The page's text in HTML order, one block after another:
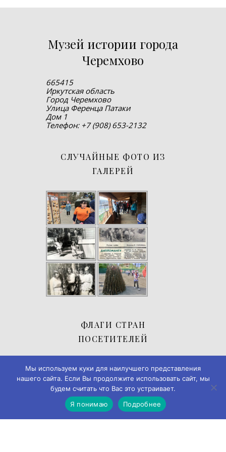
Музей истории города
Черемхово
665415
Иркутская область
Город Черемхово
Улица Ференца Патаки
Дом 1
Телефон: +7 (908) 653-2132
СЛУЧАЙНЫЕ ФОТО ИЗ
ГАЛЕРЕЙ
ФЛАГИ СТРАН
ПОСЕТИТЕЛЕЙ
Мы используем куки для наилучшего представления
нашего сайта. Если Вы продолжите использовать сайт, мы
будем считать что Вас это устраивает.
Я понимаю
Подробнее